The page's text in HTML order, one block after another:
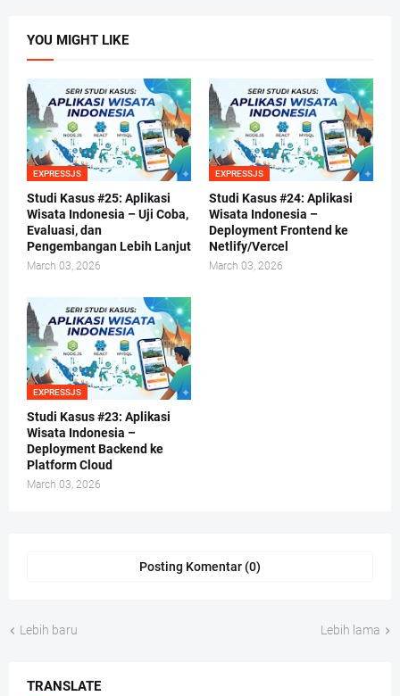
YOU MIGHT LIKE
EXPRESSJS
Studi Kasus #25: Aplikasi
Wisata Indonesia – Uji Coba,
Evaluasi, dan
Pengembangan Lebih Lanjut
March 03, 2026
EXPRESSJS
Studi Kasus #24: Aplikasi
Wisata Indonesia –
Deployment Frontend ke
Netlify/Vercel
March 03, 2026
EXPRESSJS
Studi Kasus #23: Aplikasi
Wisata Indonesia –
Deployment Backend ke
Platform Cloud
March 03, 2026
Posting Komentar (0)
Lebih baru Lebih lama
TRANSLATE